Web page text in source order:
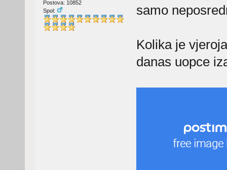
Postova: 10852
Spol:
samo
Kolika je
danas uopce